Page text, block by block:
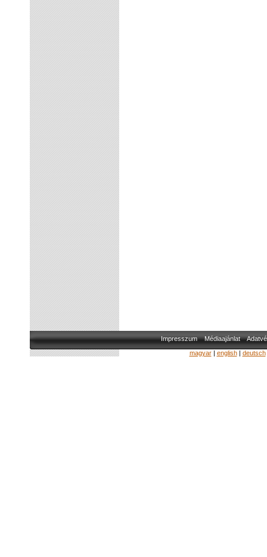
Impresszum Médiaajánlat
magyar| english| deutsch